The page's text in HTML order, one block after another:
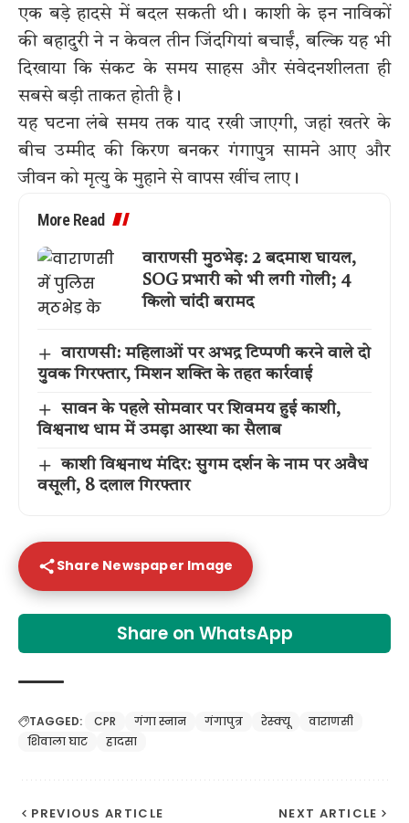
एक बड़े हादसे में बदल सकती थी। काशी के इन नाविकों
की बहादुरी ने न केवल तीन जिंदगियां बचाईं, बल्कि यह भी
दिखाया कि संकट के समय साहस और संवेदनशीलता ही
सबसे बड़ी ताकत होती है।
यह घटना लंबे समय तक याद रखी जाएगी, जहां खतरे के
बीच उम्मीद की किरण बनकर गंगापुत्र सामने आए और
जीवन को मृत्यु के मुहाने से वापस खींच लाए।
More Read
वाराणसी मुठभेड़: 2 बदमाश घायल,
SOG प्रभारी को भी लगी गोली; 4
किलो चांदी बरामद
वाराणसी: महिलाओं पर अभद्र टिप्पणी करने वाले दो
युवक गिरफ्तार, मिशन शक्ति के तहत कार्रवाई
सावन के पहले सोमवार पर शिवमय हुई काशी,
विश्वनाथ धाम में उमड़ा आस्था का सैलाब
काशी विश्वनाथ मंदिर: सुगम दर्शन के नाम पर अवैध
वसूली, 8 दलाल गिरफ्तार
Share Newspaper Image
Share on WhatsApp
TAGGED: CPR गंगा स्नान गंगापुत्र रेस्क्यू
वाराणसी
शिवाला घाट
हादसा
PREVIOUS ARTICLE NEXT ARTICLE